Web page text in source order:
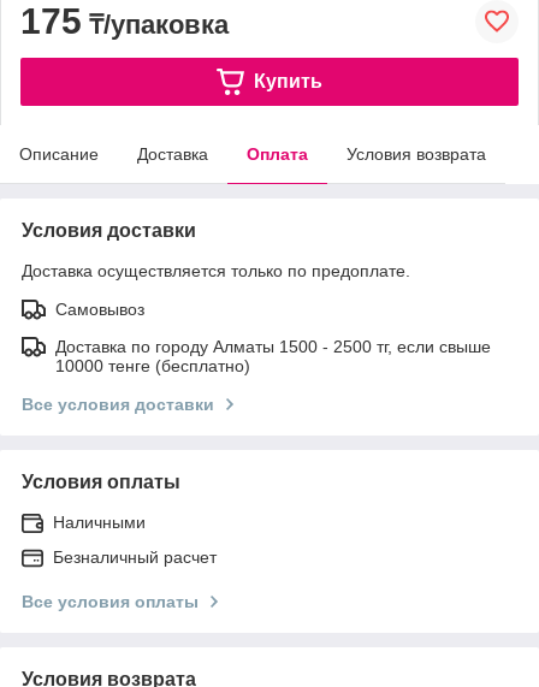
175 ₸/упаковка
Купить
Описание Доставка Оплата Условия возврата
Условия доставки
Доставка осуществляется только по предоплате.
Самовывоз
Доставка по городу Алматы 1500 - 2500 тг, если свыше
10000 тенге (бесплатно)
Все условия доставки
Условия оплаты
Наличными
Безналичный расчет
Все условия оплаты
Условия возврата